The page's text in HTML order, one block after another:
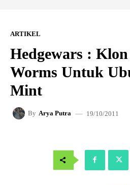
ARTIKEL
Hedgewars :
Worms Untuk
Mint
By Arya Putra 19/10/2011